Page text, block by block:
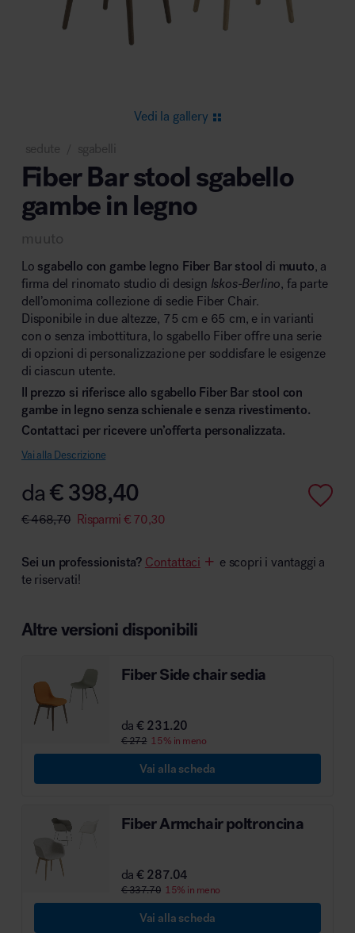
Area riunione e convegni
Area lounge e attesa
Area outdoor
Area hospitality
MillerKnoll
Vedi la gallery
sedute sgabelli
Fiber Bar stool sgabello
gambe in legno
muuto
Lo sgabello con gambe legno Fiber Bar stool di muuto, a
firma del rinomato studio di design Iskos-Berlino, fa parte
dell’omonima collezione di sedie Fiber Chair.
Disponibile in due altezze, 75 cm e 65 cm, e in varianti
con o senza imbottitura, lo sgabello Fiber offre una serie
di opzioni di personalizzazione per soddisfare le esigenze
di ciascun utente.
Il prezzo si riferisce allo sgabello Fiber Bar stool con
gambe in legno senza schienale e senza rivestimento.
Contattaci per ricevere un’offerta personalizzata.
Vai alla Descrizione
da€398,40
€468,70 Risparmi €70,30
Sei un professionista? Contattaci
e scopri i vantaggi a
te riservati!
Altre versioni disponibili
Fiber Side chair sedia
da€ 231.20
€ 272 15% in meno
Vai alla scheda
Fiber Armchair poltroncina
da€ 287.04
€ 337.70 15% in meno
Vai alla scheda